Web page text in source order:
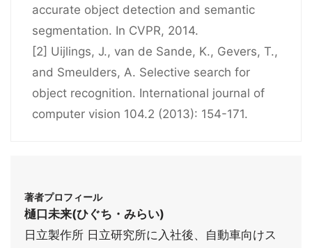
accurate object detection and semantic
segmentation. In CVPR, 2014.
[2] Uijlings, J., van de Sande, K., Gevers, T.,
and Smeulders, A. Selective search for
object recognition. International journal of
computer vision 104.2 (2013): 154-171.
著者プロフィール
樋口未来(ひぐち・みらい)
日立製作所 日立研究所に入社後、自動車向けス